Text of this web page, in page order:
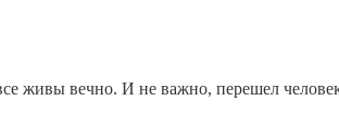
живы вечно. И не важно, перешел